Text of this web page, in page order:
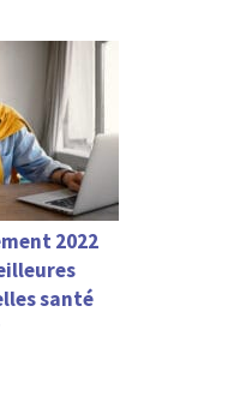
2022
santé